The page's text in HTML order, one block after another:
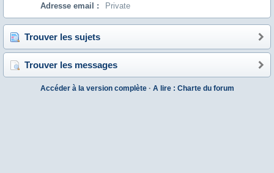
Adresse email : Private
Trouver les sujets
Trouver les messages
Accéder à la version complète· A lire : Charte du forum